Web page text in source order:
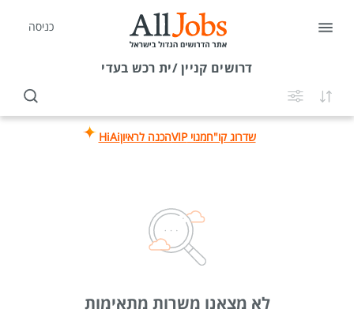
כניסה
דרושים קניין /ית רכש בעדי
שדרוג קו"חמנוי VIP הכנה לראיוןHiAi
לא מצאנו משרות מתאימות